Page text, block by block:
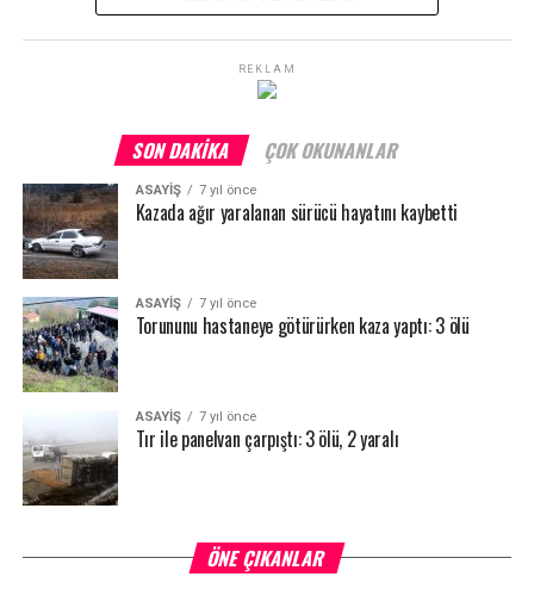
bekleniyor. Su çekildiğinde de çeltiğin hasadı yapılıyor”
dedi.
Pirinç ekiminin hava şartlarına göre ilçenin tamamında 20
REKLAM
SON DAKIKA ÇOK OKUNANLAR
ASAYİŞ 7 yıl önce
Kazada ağır yaralanan sürücü hayatını kaybetti
ASAYİŞ 7 yıl önce
Torununu hastaneye götürürken kaza yaptı: 3 ölü
ASAYİŞ 7 yıl önce
Tır ile panelvan çarpıştı: 3 ölü, 2 yaralı
ÖNE ÇIKANLAR